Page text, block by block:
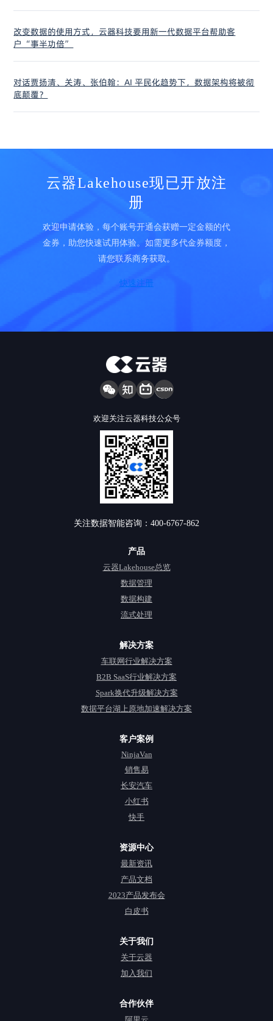
改变数据的使用方式，云器科技要用新一代数据平台帮助客
户“事半功倍”
对话贾扬清、关涛、张伯翰：AI 平民化趋势下，数据架构将被彻
底颠覆？
云器Lakehouse现已开放注
册
欢迎申请体验，每个账号开通会获赠一定金额的代
金券，助您快速试用体验。如需更多代金券额度，
请您联系商务获取。
快速注册
欢迎关注云器科技公众号
关注数据智能咨询：400-6767-862
产品
云器Lakehouse总览
数据管理
数据构建
流式处理
解决方案
车联网行业解决方案
B2B SaaS行业解决方案
Spark换代升级解决方案
数据平台湖上原地加速解决方案
客户案例
NinjaVan
销售易
长安汽车
小红书
快手
资源中心
最新资讯
产品文档
2023产品发布会
白皮书
关于我们
关于云器
加入我们
合作伙伴
阿里云